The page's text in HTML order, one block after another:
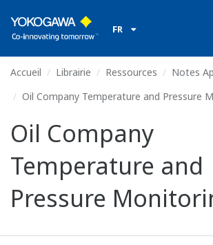
FR
Accueil Librairie Ressources
Notes
Oil Company Temperature and Pressure
Oil Company
Temperature and
Pressure